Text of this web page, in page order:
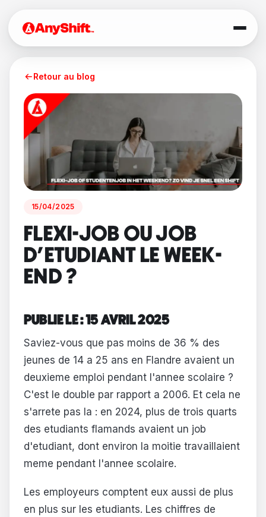
Retour au blog
15/04/2025
FLEXI-JOB OU JOB
D'ETUDIANT LE WEEK-
END ?
PUBLIE LE : 15 AVRIL 2025
Saviez-vous que pas moins de 36 % des
jeunes de 14 a 25 ans en Flandre avaient un
deuxieme emploi pendant l'annee scolaire ?
C'est le double par rapport a 2006. Et cela ne
s'arrete pas la : en 2024, plus de trois quarts
des etudiants flamands avaient un job
d'etudiant, dont environ la moitie travaillaient
meme pendant l'annee scolaire.
Les employeurs comptent eux aussi de plus
en plus sur les etudiants. Les chiffres de